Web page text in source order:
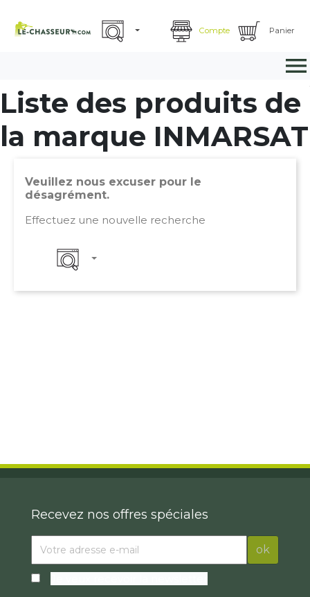
Compte Panier

Liste des produits de
la marque INMARSAT
Veuillez nous excuser pour le
désagrément.
Effectuez une nouvelle recherche
Recevez nos offres spéciales